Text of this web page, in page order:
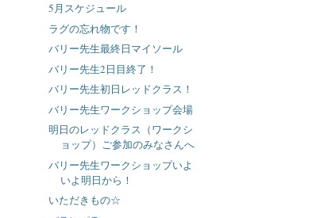
5月スケジュール
ラグの忘れ物です！
バリー先生最終日マイソール
バリー先生2日目終了！
バリー先生初日レッドクラス！
バリー先生ワークショップ会場
明日のレッドクラス（ワークシ
ョップ）ご参加のみなさんへ
バリー先生ワークショップいよ
いよ明日から！
いただきもの☆